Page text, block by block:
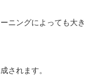
ニングによっても大き
されます。